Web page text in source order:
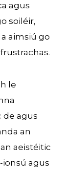
agus
soiléir,
aimsiú go
le
de agus
an
aeistéitic
ionsú agus